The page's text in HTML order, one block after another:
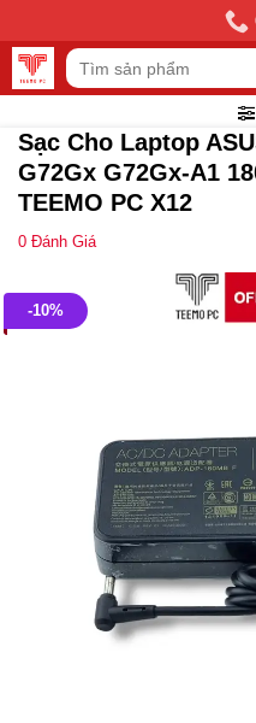
to
content
Tìm
kiếm:
Sạc Cho Laptop
G72Gx G72Gx-A1
TEEMO PC X12
0 Đánh Giá
-10%